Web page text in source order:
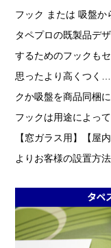
フック または 吸盤か
タペプロの既製品デ
するためのフックも
思ったより高くつく
クか吸盤を商品同梱
フックは用途によっ
【窓ガラス用】【屋
よりお客様の設置方